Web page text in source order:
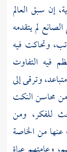
إن سبق العالم
لم يتقدمه
وتحاكت فيه
فيه التفاوت
وترقى إلى
محاسن النكت
للفكر، ومن
من الخاصة